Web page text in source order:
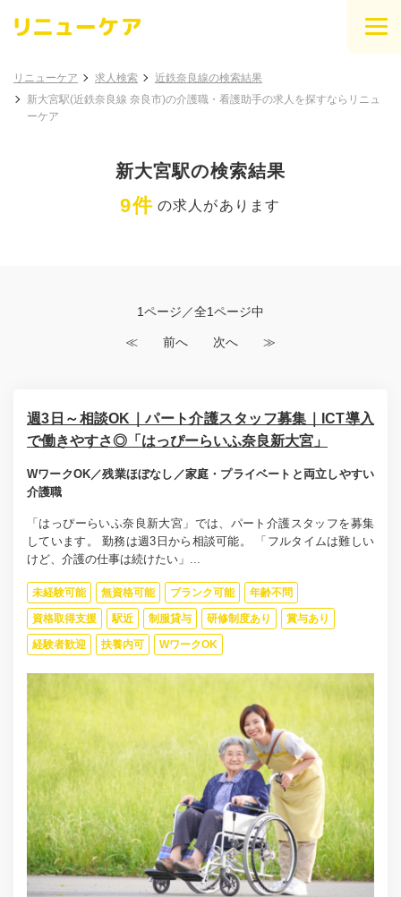
リニューケア 求人検索
近鉄奈良線の検索結果
新大宮駅(近鉄奈良線 奈良市)の介護職・看護助手の求人を探すならリニュ
ーケア
新大宮駅の検索結果
9件 の求人があります
1ページ／全1ページ中
≪ 前へ 次へ ≫
週3日～相談OK｜パート介護スタッフ募集｜ICT導入
で働きやすさ◎「はっぴーらいふ奈良新大宮」
WワークOK／残業ほぼなし／家庭・プライベートと両立しやすい
介護職
「はっぴーらいふ奈良新大宮」では、パート介護スタッフを募集
しています。 勤務は週3日から相談可能。 「フルタイムは難しい
けど、介護の仕事は続けたい」...
未経験可能 無資格可能 ブランク可能 年齢不問
資格取得支援 駅近 制服貸与 研修制度あり 賞与あり
経験者歓迎 扶養内可 WワークOK